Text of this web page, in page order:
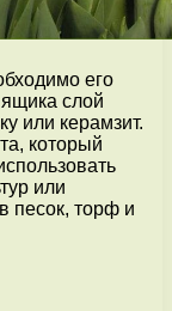
его
слой
или керамзит.
который
или
песок, торф и